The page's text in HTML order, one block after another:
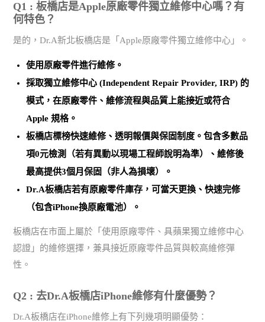
Q1 : 板橋店是Apple原廠零件獨立維修中心嗎？有
何特色？
是的，Dr.A新北板橋店是「Apple原廠零件獨立維修中心」。
使用原廠零件進行維修。
採取獨立維修中心 (Independent Repair Provider, IRP) 的
模式，在原廠零件、維修流程與品質上能接近或符合
Apple 規格。
板橋店標榜快速維修、透明報價與保固制度 。包含多數品
項0元檢測（若有異動以現場工程師說明為準）、維修後
最高提供3個月保固（非人為損壞）。
Dr.A板橋店若有原廠零件庫存，可當天更換、快速完修
（包含iPhone換原廠電池）。
板橋店在市面上屬於「使用原廠零件、具蘋果獨立維修中心
認證」的維修選擇，兼具接近原廠零件品質與較高維修彈
性。
Q2 : 去Dr.A板橋店iPhone維修有什麼優勢？
Dr.A板橋店在iPhone維修上有下列幾項明顯優勢：